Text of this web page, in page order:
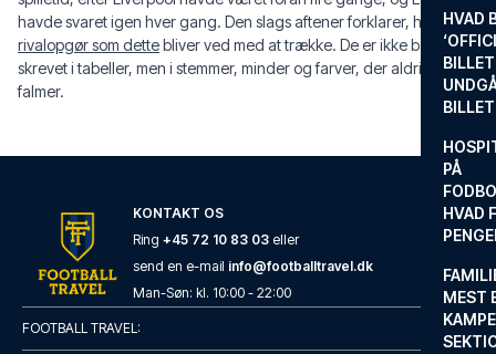
HVAD
PÅ
HVAD
MEST
havde svaret igen hver gang. Den slags aftener forklarer, hvorfor
rivalopgør som dettebliver ved med at trække. De er ikke bare
skrevet i tabeller, men i stemmer, minder og farver, der aldrig helt
falmer.
KONTAKT OS
Ring +45 72 10 83 03 eller
send en e-mail info@footballtravel.dk
Man-Søn: kl. 10:00 - 22:00
FOOTBALL TRAVEL: